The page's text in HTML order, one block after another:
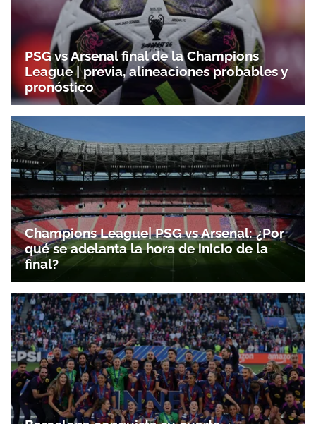
PSG vs Arsenal final de la Champions
League | previa, alineaciones probables y
pronóstico
Champions League| PSG vs Arsenal: ¿Por
qué se adelanta la hora de inicio de la
final?